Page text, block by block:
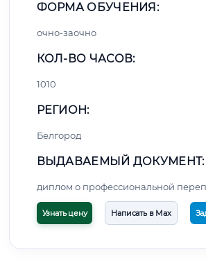
ФОРМА ОБУЧЕНИЯ:
очно-заочно
КОЛ-ВО ЧАСОВ:
1010
РЕГИОН:
Белгород
ВЫДАВАЕМЫЙ ДОКУМЕНТ:
диплом о профессиональной
Узнать цену Написать в Max